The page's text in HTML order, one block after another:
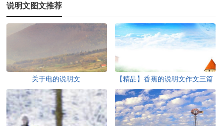
说明文图文推荐
关于电的说明文 【精品】香蕉的说明文作文三篇